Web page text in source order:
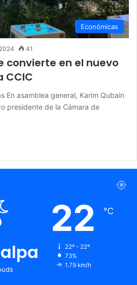
Económicas
41
convierte en el nuevo
CCIC
En asamblea general, Karim Qubain
presidente de la Cámara de
22 ℃
22º - 22º
73%
1.79 km/h